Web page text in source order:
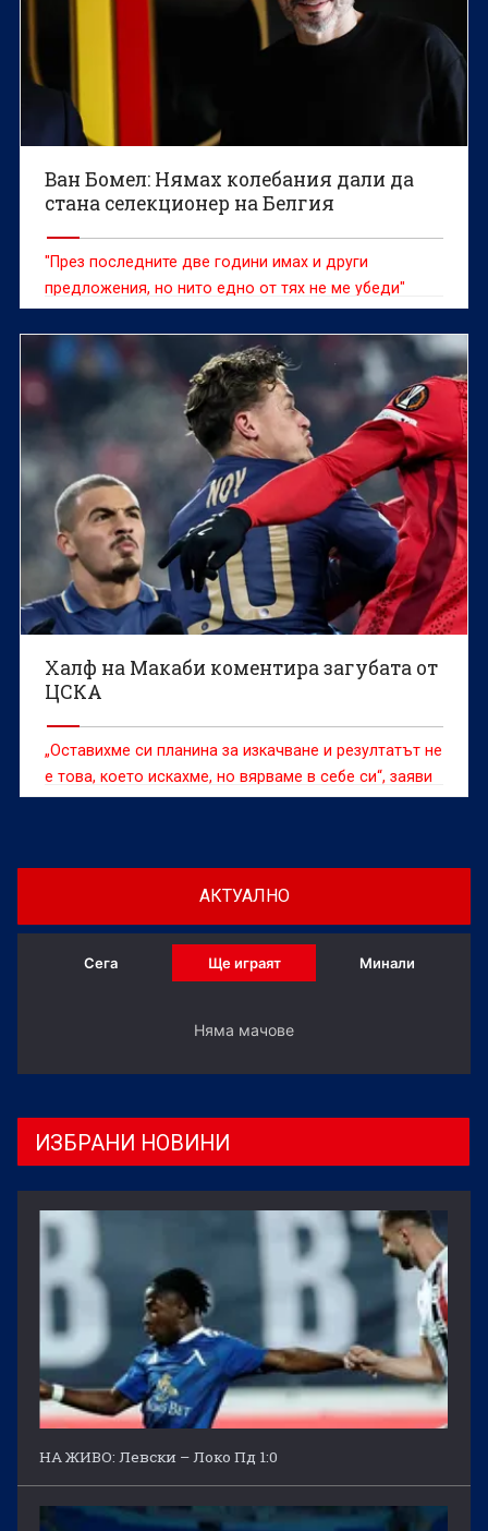
Ван Бомел: Нямах колебания дали да
стана селекционер на Белгия
"През последните две години имах и други
предложения, но нито едно от тях не ме убеди"
Халф на Макаби коментира загубата от
ЦСКА
„Оставихме си планина за изкачване и резултатът не
е това, което искахме, но вярваме в себе си“, заяви
Итамар Ной
АКТУАЛНО
Сега Ще играят Минали
Няма мачове
ИЗБРАНИ НОВИНИ
НА ЖИВО: Левски – Локо Пд 1:0